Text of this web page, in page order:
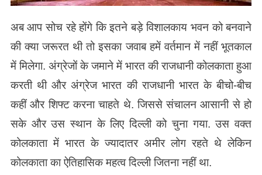
अब आप सोच रहे होंगे कि इतने बड़े विशालकाय भवन को बनवाने
की क्या जरूरत थी तो इसका जवाब हमें वर्तमान में नहीं भूतकाल
में मिलेगा. अंग्रेजों के जमाने में भारत की राजधानी कोलकाता हुआ
करती थी और अंग्रेज भारत की राजधानी भारत के बीचो-बीच
कहीं और शिफ्ट करना चाहते थे. जिससे संचालन आसानी से हो
सके और उस स्थान के लिए दिल्ली को चुना गया. उस वक्त
कोलकाता में भारत के ज्यादातर अमीर लोग रहते थे लेकिन
कोलकाता का ऐतिहासिक महत्व दिल्ली जितना नहीं था.